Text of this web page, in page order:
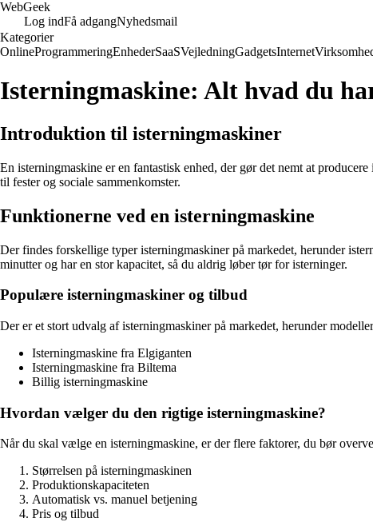
WebGeek
Log indFå adgangNyhedsmail
Kategorier
OnlineProgrammeringEnhederSaaSVejledningGadgetsInternet
Isterningmaskine: Alt hvad du
Introduktion til isterningmaskiner
En isterningmaskine er en fantastisk enhed, der gør det nemt at
til fester og sociale sammenkomster.
Funktionerne ved en isterningmaskine
Der findes forskellige typer isterningmaskiner på markedet, herunder
minutter og har en stor kapacitet, så du aldrig løber tør for isterninger.
Populære isterningmaskiner og tilbud
Der er et stort udvalg af isterningmaskiner på markedet, herunder
Isterningmaskine fra Elgiganten
Isterningmaskine fra Biltema
Billig isterningmaskine
Hvordan vælger du den rigtige isterningmaskine?
Når du skal vælge en isterningmaskine, er der flere faktorer, du bør
Størrelsen på isterningmaskinen
Produktionskapaciteten
Automatisk vs. manuel betjening
Pris og tilbud